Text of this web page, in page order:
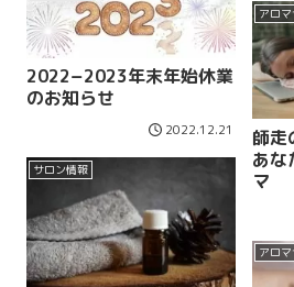
2022−2023年末年始休業
のお知らせ
2022.12.21
アロ
師走
あな
マ
サロン情報
アロ